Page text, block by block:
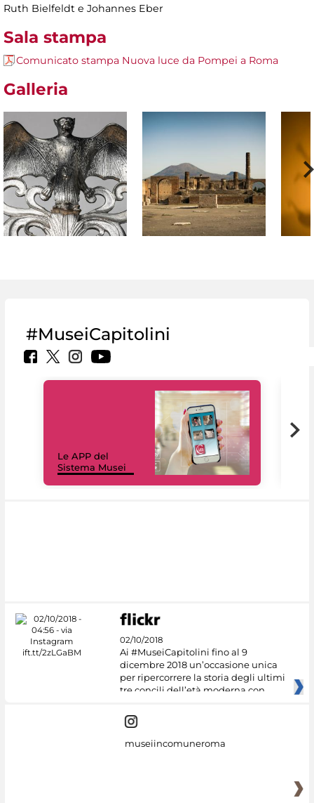
Ruth Bielfeldt e Johannes Eber
Sala stampa
Comunicato stampa Nuova luce da Pompei a Roma
Galleria
#MuseiCapitolini
Le APP del
Sistema Musei
02/10/2018
Ai #MuseiCapitolini fino al 9
dicembre 2018 un’occasione unica
per ripercorrere la storia degli ultimi
tre concili dell’età moderna con
museiincomuneroma